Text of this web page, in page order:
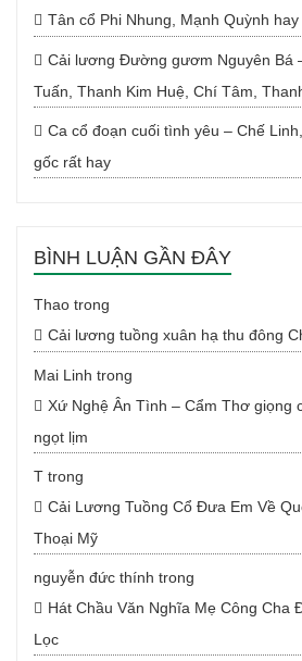
Tân cổ Phi Nhung, Mạnh Quỳnh
Cải lương Đường gươm Nguyên Bá
Tuấn, Thanh Kim Huệ, Chí Tâm,
Ca cổ đoạn cuối tình yêu – Chế
gốc rất hay
BÌNH LUẬN GẦN ĐÂY
Thao trong
Cải lương tuồng xuân hạ thu đông
Mai Linh trong
Xứ Nghệ Ân Tình – Cẩm Thơ giọng
ngọt lịm
T trong
Cải Lương Tuồng Cổ Đưa Em Về
Thoại Mỹ
nguyễn đức thính trong
Hát Chầu Văn Nghĩa Mẹ Công Cha
Lọc